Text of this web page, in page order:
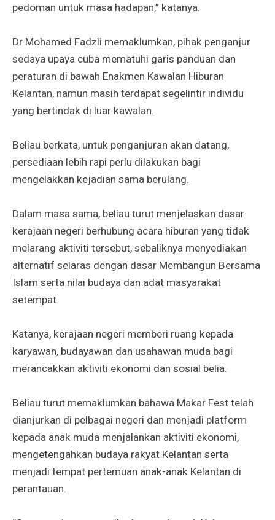
pedoman untuk masa hadapan,” katanya.
Dr Mohamed Fadzli memaklumkan, pihak penganjur
sedaya upaya cuba mematuhi garis panduan dan
peraturan di bawah Enakmen Kawalan Hiburan
Kelantan, namun masih terdapat segelintir individu
yang bertindak di luar kawalan.
Beliau berkata, untuk penganjuran akan datang,
persediaan lebih rapi perlu dilakukan bagi
mengelakkan kejadian sama berulang.
Dalam masa sama, beliau turut menjelaskan dasar
kerajaan negeri berhubung acara hiburan yang tidak
melarang aktiviti tersebut, sebaliknya menyediakan
alternatif selaras dengan dasar Membangun Bersama
Islam serta nilai budaya dan adat masyarakat
setempat.
Katanya, kerajaan negeri memberi ruang kepada
karyawan, budayawan dan usahawan muda bagi
merancakkan aktiviti ekonomi dan sosial belia.
Beliau turut memaklumkan bahawa Makar Fest telah
dianjurkan di pelbagai negeri dan menjadi platform
kepada anak muda menjalankan aktiviti ekonomi,
mengetengahkan budaya rakyat Kelantan serta
menjadi tempat pertemuan anak-anak Kelantan di
perantauan.